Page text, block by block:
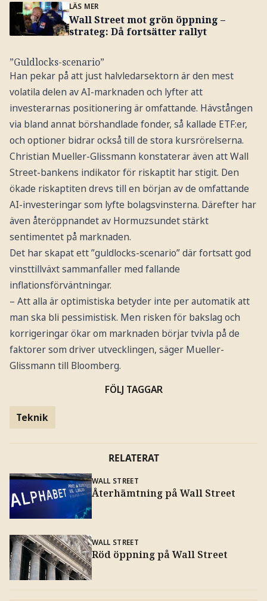
LÄS MER
Wall Street mot grön öppning –
strateg: Då fortsätter rallyt
”Guldlocks-scenario”
Han pekar på att just halvledarsektorn är den mest
volatila delen av AI-marknaden och lyfter att
investerarnas positionering är omfattande. Hävstången
via bland annat börshandlade fonder, så kallade ETF:er,
och optioner bidrar också till de stora kursrörelserna.
Christian Mueller-Glissmann konstaterar även att Wall
Street-bankens indikator för riskaptit har stigit. Den
ökade riskaptiten drevs till en början av de omfattande
AI-investeringar som lyfte bolagsvinsterna. Därefter har
även återöppnandet av Hormuzsundet stärkt
sentimentet på marknaden.
Det har skapat ett ”guldlocks-scenario” där fortsatt god
vinsttillväxt sammanfaller med fallande
inflationsförväntningar.
– Att alla är optimistiska betyder inte per automatik att
man ska bli pessimistisk. Men risken för bakslag och
korrigeringar ökar om marknaden börjar tvivla på de
faktorer som driver utvecklingen, säger Mueller-
Glissmann till Bloomberg.
FÖLJ TAGGAR
Teknik
RELATERAT
WALL STREET
Återhämtning på Wall Street
WALL STREET
Röd öppning på Wall Street